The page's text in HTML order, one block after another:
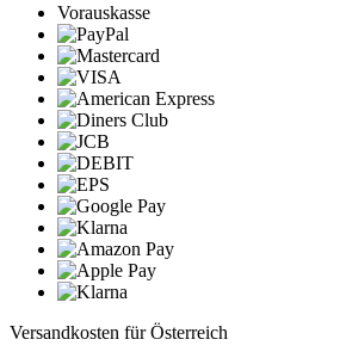
Vorauskasse
Versandkosten für Österreich